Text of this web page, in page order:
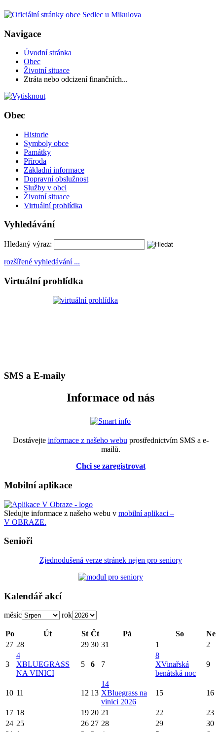
Navigace
Úvodní stránka
Obec
Životní situace
Ztráta nebo odcizení finančních...
Obec
Historie
Symboly obce
Památky
Příroda
Základní informace
Dopravní obslužnost
Služby v obci
Životní situace
Virtuální prohlídka
Vyhledávání
Hledaný výraz:
rozšířené vyhledávání ...
Virtuální prohlídka
SMS a E-maily
Informace od nás
Dostávejte informace z našeho webu prostřednictvím SMS a e-
mailů.
Chci se zaregistrovat
Mobilní aplikace
Sledujte informace z našeho webu v mobilní aplikaci –
V OBRAZE.
Senioři
Zjednodušená verze stránek nejen pro seniory
Kalendář akcí
měsíc rok
Po Út St Čt Pá So
Ne
27 28 29 30 31 1 2
3
4
XBLUEGRASS
NA VINICI
5 6 7
8
XVinařská
benátská noc
9
10 11 12 13
14
XBluegrass na
vinici 2026
15 16
17 18 19 20 21 22
23
24 25 26 27 28 29
30